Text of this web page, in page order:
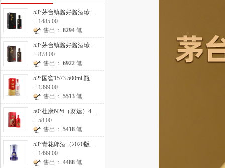
1485.00
售出： 8294 笔
878.00
售出： 6922 笔
52°国窖1573 500ml 瓶
1399.00
售出： 5513 笔
58.00
售出： 5418 笔
1499.00
售出： 4488 笔